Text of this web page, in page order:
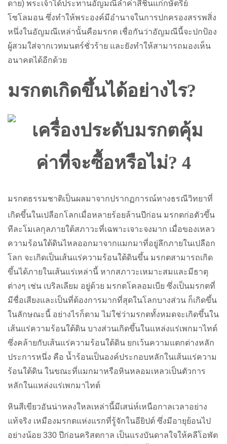
ดาย) พระเจ้าได้ประทานอัญมณีล้ำค่าสี่ชิ้นแก่กษัตริย์
โซโลมอน ซึ่งทำให้พระองค์มีอำนาจในการปกครองสรรพสิ่ง
หนึ่งในอัญมณีเหล่านั้นคือมรกต เชื่อกันว่าอัญมณีนี้จะปกป้อง
ผู้สวมใส่จากเวทมนตร์ชั่วร้าย และยังทำให้สามารถมองเห็น
อนาคตได้อีกด้วย
มรกตเกิดขึ้นได้อย่างไร?
มรกตธรรมชาติเป็นผลมาจากปรากฏการณ์ทางธรณีวิทยาที่
เกิดขึ้นในเปลือกโลกเมื่อหลายร้อยล้านปีก่อน มรกตก่อตัวขึ้น
ทีละโมเลกุลภายใต้สภาวะที่เฉพาะเจาะจงมาก เมื่อของเหลว
ความร้อนใต้ดินไหลออกมาจากแมกมาที่อยู่ลึกภายในเปลือก
โลก จะเกิดเป็นเส้นแร่ความร้อนใต้ดินขึ้น มรกตสามารถเกิด
ขึ้นได้ภายในเส้นแร่เหล่านี้ หากสภาวะเหมาะสมและมีธาตุ
ต่างๆ เช่น เบริลเลียม อยู่ด้วย มรกตโคลอมเบีย ซึ่งเป็นมรกตที่
มีชื่อเสียงและเป็นที่ต้องการมากที่สุดในโลกบางส่วน ก็เกิดขึ้น
ในลักษณะนี้ อย่างไรก็ตาม ไม่ใช่ว่ามรกตทั้งหมดจะเกิดขึ้นใน
เส้นแร่ความร้อนใต้ดิน บางส่วนเกิดขึ้นในแหล่งแร่เพกมาไทต์
ซึ่งคล้ายกับเส้นแร่ความร้อนใต้ดิน ยกเว้นความแตกต่างหลัก
ประการหนึ่ง คือ น้ำร้อนเป็นองค์ประกอบหลักในเส้นแร่ความ
ร้อนใต้ดิน ในขณะที่แมกมาหรือหินหลอมเหลวเป็นตัวการ
หลักในแหล่งแร่เพกมาไทต์
หินสีเขียวอันน่าหลงใหลเหล่านี้มีเสน่ห์เหนือกาลเวลาอย่าง
แท้จริง เหมืองมรกตแห่งแรกที่รู้จักในอียิปต์ ซึ่งมีอายุย้อนไป
อย่างน้อย 330 ปีก่อนคริสตกาล เป็นแรงบันดาลใจให้คลีโอพัต